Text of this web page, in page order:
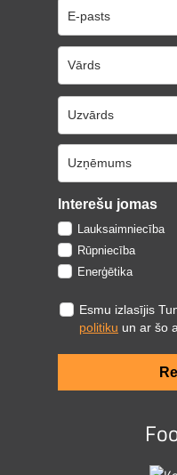
Interešu jomas
Lauksaimniecība
Rūpniecība
Enerģētika
Esmu izlasījis
politiku un ar šo